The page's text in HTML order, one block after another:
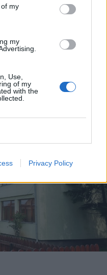
my
my
Use,
of my
with the
Privacy Policy
telt udvar és
a
Roll Víkend